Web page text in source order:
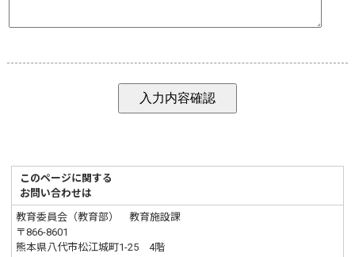
このページに関する
お問い合わせは
教育委員会（教育部） 教育施設課
〒866-8601
熊本県八代市松江城町1-25 4階